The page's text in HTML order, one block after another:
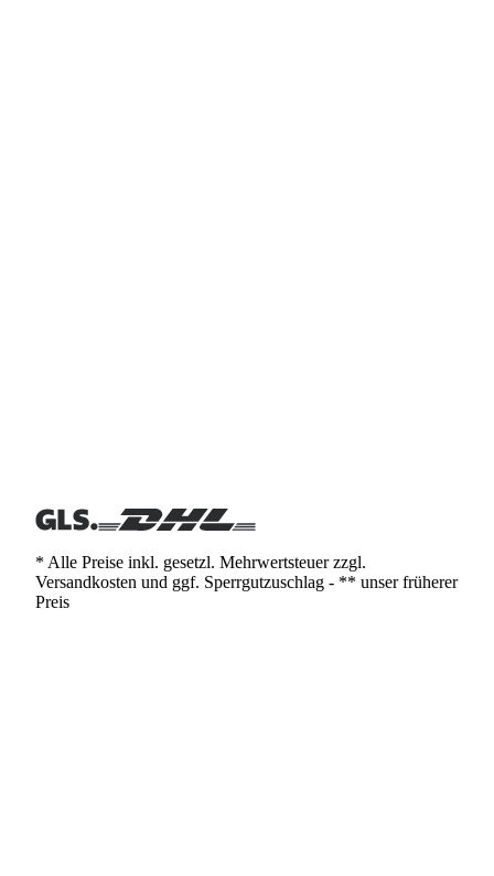
* Alle Preise inkl. gesetzl. Mehrwertsteuer zzgl.
Versandkosten und ggf. Sperrgutzuschlag - ** unser früherer
Preis